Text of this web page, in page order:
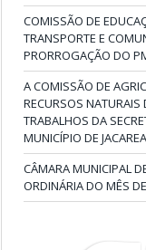
COMISSÃO DE
TRANSPORTE E
PRORROGAÇÃO DO
A COMISSÃO DE
RECURSOS NATURAIS
TRABALHOS DA
MUNICÍPIO DE
CÂMARA MUNICIPAL
ORDINÁRIA DO MÊS